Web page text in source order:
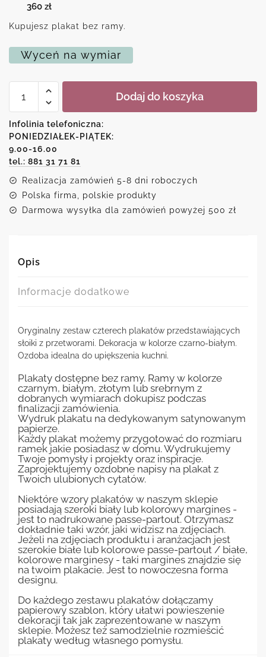
360 zł
Kupujesz plakat bez ramy.
Wyceń na wymiar
ilość
Zestaw
plakatów
motywem
słoików
Dodaj do koszyka
Infolinia telefoniczna:
PONIEDZIAŁEK-PIĄTEK:
9.00-16.00
tel.: 881 31 71 81
Realizacja zamówień 5-8 dni roboczych
Polska firma, polskie produkty
Darmowa wysyłka dla zamówień powyżej 500 zł
Opis
Informacje dodatkowe
Oryginalny zestaw czterech plakatów przedstawiających
słoiki z przetworami. Dekoracja w kolorze czarno-białym.
Ozdoba idealna do upiększenia kuchni.
Plakaty dostępne bez ramy. Ramy w kolorze
czarnym, białym, złotym lub srebrnym z
dobranych wymiarach dokupisz podczas
finalizacji zamówienia.
Wydruk plakatu na dedykowanym satynowanym
papierze.
Każdy plakat możemy przygotować do rozmiaru
ramek jakie posiadasz w domu. Wydrukujemy
Twoje pomysły i projekty oraz inspiracje.
Zaprojektujemy ozdobne napisy na plakat z
Twoich ulubionych cytatów.
Niektóre wzory plakatów w naszym sklepie
posiadają szeroki biały lub kolorowy margines -
jest to nadrukowane passe-partout. Otrzymasz
dokładnie taki wzór, jaki widzisz na zdjęciach.
Jeżeli na zdjęciach produktu i aranżacjach jest
szerokie białe lub kolorowe passe-partout / białe,
kolorowe marginesy - taki margines znajdzie się
na twoim plakacie. Jest to nowoczesna forma
designu.
Do każdego zestawu plakatów dołączamy
papierowy szablon, który ułatwi powieszenie
dekoracji tak jak zaprezentowane w naszym
sklepie. Możesz też samodzielnie rozmieścić
plakaty według własnego pomysłu.